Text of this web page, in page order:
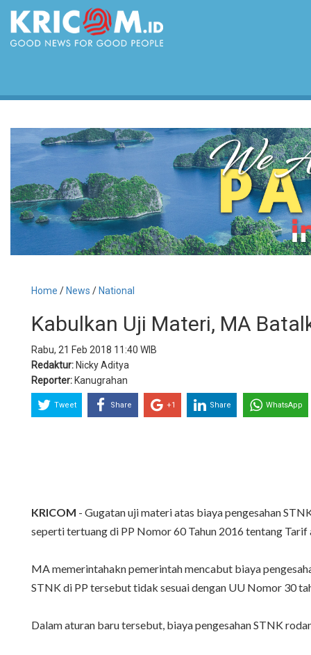
Home / News / National
Kabulkan Uji Materi, MA
Rabu, 21 Feb 2018 11:40 WIB
Redaktur: Nicky Aditya
Reporter: Kanugrahan
Tweet Share +1 Share WhatsApp
KRICOM - Gugatan uji materi atas biaya pengesahan
seperti tertuang di PP Nomor 60 Tahun 2016 tentang
MA memerintahakn pemerintah mencabut biaya
STNK di PP tersebut tidak sesuai dengan UU Nomor 30
Dalam aturan baru tersebut, biaya pengesahan STNK